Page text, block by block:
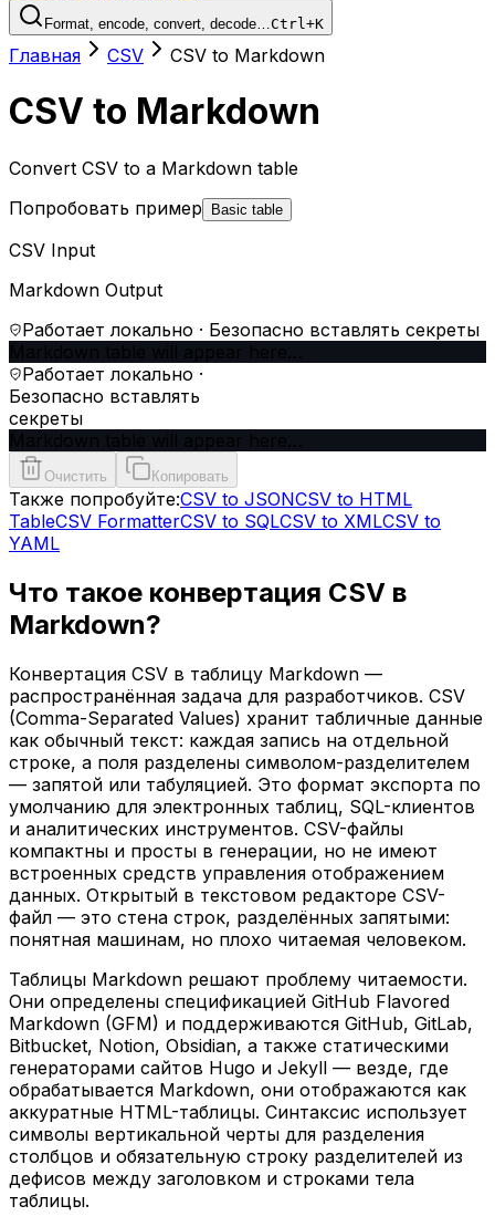
Format, encode, convert, decode…Ctrl+K
Главная CSV CSV to Markdown
CSV to Markdown
Convert CSV to a Markdown table
Попробовать пример
Basic table
CSV Input
Markdown Output
Работает локально · Безопасно вставлять секреты
Работает локально ·
Безопасно вставлять
секреты
Очистить Копировать
Также попробуйте:CSV to JSONCSV to HTML
TableCSV FormatterCSV to SQLCSV to XMLCSV to
YAML
Что такое конвертация CSV в
Markdown?
Конвертация CSV в таблицу Markdown —
распространённая задача для разработчиков. CSV
(Comma-Separated Values) хранит табличные данные
как обычный текст: каждая запись на отдельной
строке, а поля разделены символом-разделителем
— запятой или табуляцией. Это формат экспорта по
умолчанию для электронных таблиц, SQL-клиентов
и аналитических инструментов. CSV-файлы
компактны и просты в генерации, но не имеют
встроенных средств управления отображением
данных. Открытый в текстовом редакторе CSV-
файл — это стена строк, разделённых запятыми:
понятная машинам, но плохо читаемая человеком.
Таблицы Markdown решают проблему читаемости.
Они определены спецификацией GitHub Flavored
Markdown (GFM) и поддерживаются GitHub, GitLab,
Bitbucket, Notion, Obsidian, а также статическими
генераторами сайтов Hugo и Jekyll — везде, где
обрабатывается Markdown, они отображаются как
аккуратные HTML-таблицы. Синтаксис использует
символы вертикальной черты для разделения
столбцов и обязательную строку разделителей из
дефисов между заголовком и строками тела
таблицы.